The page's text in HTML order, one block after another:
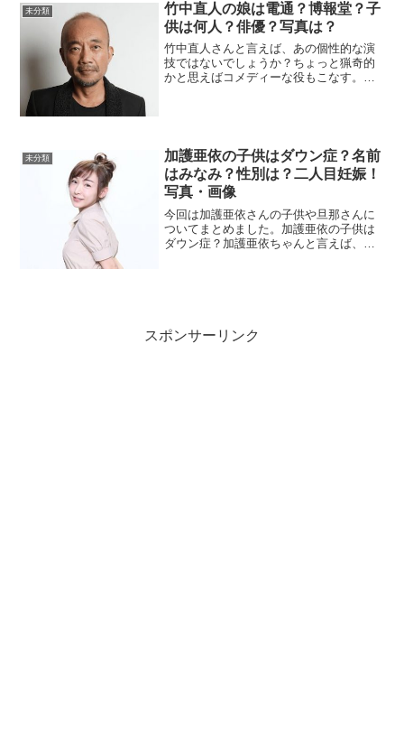
未分類
竹中直人の娘は電通？博報堂？子
供は何人？俳優？写真は？
竹中直人さんと言えば、あの個性的な演
技ではないでしょうか？ちょっと猟奇的
かと思えばコメディーな役もこなす。元
未分類
加護亜依の子供はダウン症？名前
はみなみ？性別は？二人目妊娠！
写真・画像
今回は加護亜依さんの子供や旦那さんに
ついてまとめました。加護亜依の子供は
ダウン症？加護亜依ちゃんと言えば、モ
スポンサーリンク